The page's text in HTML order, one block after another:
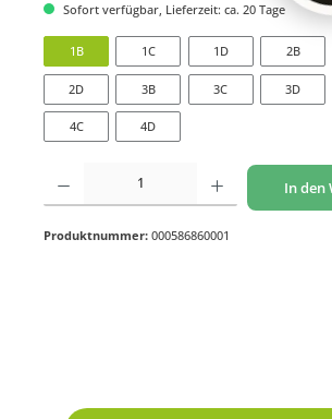
Sofort verfügbar, Lieferzeit: ca. 20 Tage
1B 1C 1D 2B
2D 3B 3C 3D
4C 4D
Produkt Anzahl: Gib den gewünschten Wert ein oder
In den
Produktnummer: 000586860001